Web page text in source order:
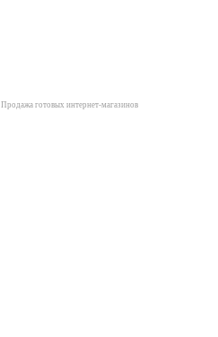
Продажа готовых интернет-магазинов